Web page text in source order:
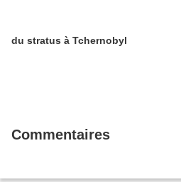
du stratus à Tchernobyl
Commentaires